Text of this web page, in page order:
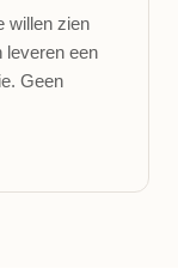
willen zien
leveren een
Geen